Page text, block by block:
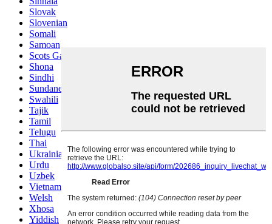
Slovak
Slovenian
Somali
Samoan
Scots Gaelic
Shona
Sindhi
Sundanese
Swahili
Tajik
Tamil
Telugu
Thai
Ukrainian
Urdu
Uzbek
Vietnamese
Welsh
Xhosa
Yiddish